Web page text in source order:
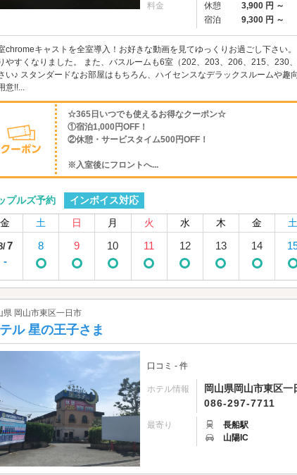
料金 休憩 3,900 円 ～
宿泊
9,300 円 ～
chromeキャストを全室導入！お好きな動画を見てゆっくりお過ごし下さい
やすくなりました。 また、バスルームも6室（202、203、206、215、230
い♪ スタンダードなお部屋はもちろん、ハイセンスなデラックスルームや趣
意!!...
☆365日いつでも使えるお得なクーポン☆
①宿泊1,000円OFF！
②休憩・サービスタイム500円OFF！
※入室後にフロントへ...
プルズ予約
インボイス対応
金
土 日 月 火 水 木 金 土
7
-
8 9 10 11 12 13 14
県 岡山市東区一日市
ル 星の王子さま
口コミ - 件
ホテル情報
岡山県岡山市東区一
086-297-7711
最寄り
長船駅
山陽IC